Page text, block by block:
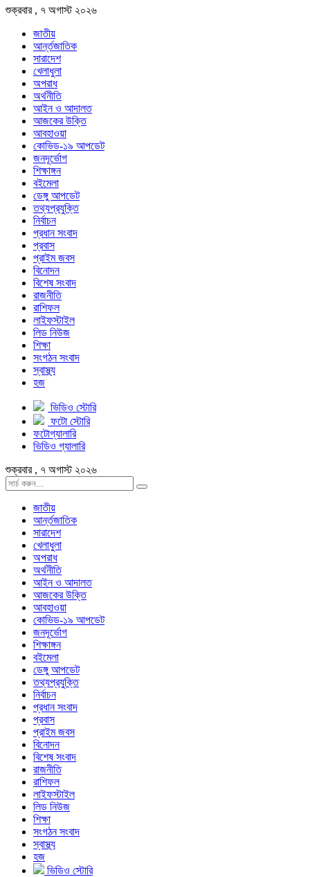
শুক্রবার , ৭ অগাস্ট ২০২৬
জাতীয়
আর্ন্তজাতিক
সারাদেশ
খেলাধুলা
অপরাধ
অর্থনীতি
আইন ও আদালত
আজকের উক্তি
আবহাওয়া
কোভিড-১৯ আপডেট
জনদূর্ভোগ
শিক্ষাঙ্গন
বইমেলা
ডেঙ্গু আপডেট
তথ্যপ্রযুক্তি
নির্বাচন
প্রধান সংবাদ
প্রবাস
প্রাইম জবস
বিনোদন
বিশেষ সংবাদ
রাজনীতি
রাশিফল
লাইফস্টাইল
লিড নিউজ
শিক্ষা
সংগঠন সংবাদ
স্বাস্থ্য
হজ
ভিডিও স্টোরি
ফটো স্টোরি
ফটোগ্যালারি
ভিডিও গ্যালারি
শুক্রবার , ৭ অগাস্ট ২০২৬
জাতীয়
আর্ন্তজাতিক
সারাদেশ
খেলাধুলা
অপরাধ
অর্থনীতি
আইন ও আদালত
আজকের উক্তি
আবহাওয়া
কোভিড-১৯ আপডেট
জনদূর্ভোগ
শিক্ষাঙ্গন
বইমেলা
ডেঙ্গু আপডেট
তথ্যপ্রযুক্তি
নির্বাচন
প্রধান সংবাদ
প্রবাস
প্রাইম জবস
বিনোদন
বিশেষ সংবাদ
রাজনীতি
রাশিফল
লাইফস্টাইল
লিড নিউজ
শিক্ষা
সংগঠন সংবাদ
স্বাস্থ্য
হজ
ভিডিও স্টোরি